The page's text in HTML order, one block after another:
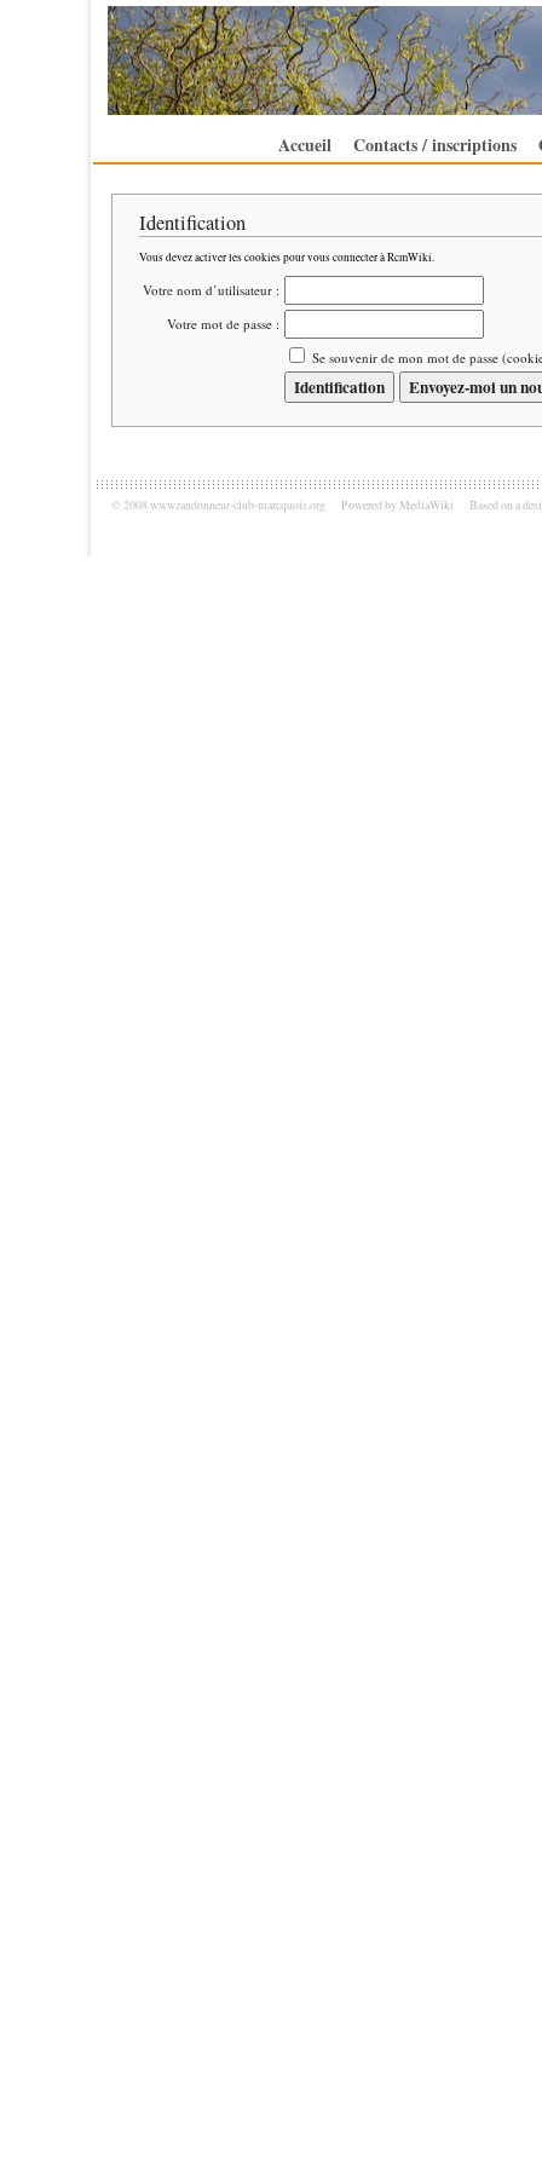
Accueil Contacts / inscriptions
Identification
Vous devez activer les cookies pour vous connecter à RcmWiki.
Votre nom d’utilisateur :
Votre mot de passe :
Se souvenir de mon mot de passe
© 2008 www.randonneur-club-marcquois.org Powered by MediaWiki Based on a